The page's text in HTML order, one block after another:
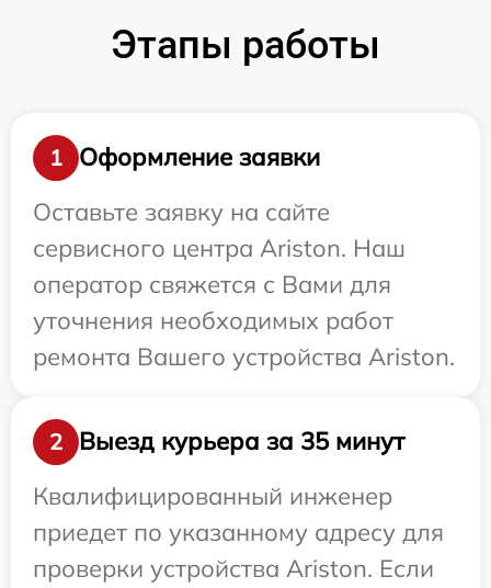
Этапы работы
1
Оформление заявки
Оставьте заявку на сайте
сервисного центра Ariston. Наш
оператор свяжется с Вами для
уточнения необходимых работ
ремонта Вашего устройства Ariston.
2
Выезд курьера за 35 минут
Квалифицированный инженер
приедет по указанному адресу для
проверки устройства Ariston. Если